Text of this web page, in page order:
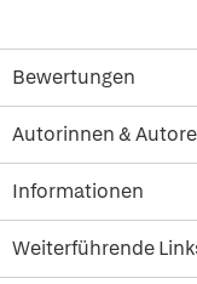
Bewertungen
Autorinnen &
Informationen
Weiterführende